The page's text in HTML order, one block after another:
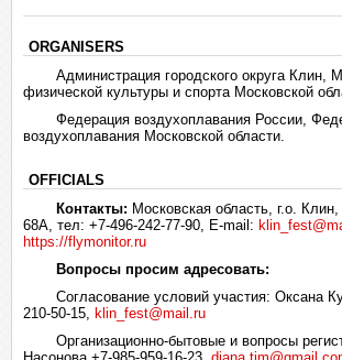
14
Nasonova Diana
15
Kopyrin Vitaliy
17
Bakulin Georgiy
19
Bunevich Vladimir
Oparina Maria
21
Letunovskij Mikhail
ORGANISERS
Администрация городского округа Клин,
физической культуры и спорта Московской
Федерация воздухоплавания России,
воздухоплавания Московской области.
OFFICIALS
Контакты: Московская область, г.о.
68А, тел: +7-496-242-77-90, E-mail:
https://flymonitor.ru
Вопросы просим адресовать:
Согласование условий участия: Оксана
210-50-15, klin_fest@mail.ru
Организационно-бытовые и вопросы